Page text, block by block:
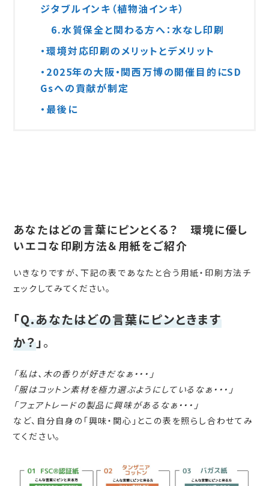
ジタブルインキ（植物油インキ）
6.水質保全と関わる方へ：水なし印刷
・環境対応印刷のメリットとデメリット
・2025年の大阪・関西万博の開催目的にSD
Gsへの貢献が制定
・最後に
あなたはどの言葉にピンとくる？ 環境に優し
いエコな印刷方法＆用紙をご紹介
いきなりですが、下記の表であなたと合う用紙・印刷方法チ
ェックしてみてください。
「Q.あなたはどの言葉にピンときます
か？」。
「私は、木の香りが好きだなぁ・・・」
「服はコットン素材を極力選ぶようにしているなぁ・・・」
「フェアトレードの製品に興味があるなぁ・・・」
など、自分自身の「興味・関心」とこの表を照らし合わせてみ
てください。